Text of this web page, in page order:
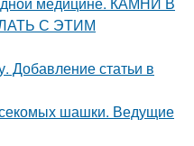
С ЭТИМ
Добавление статьи в
шашки. Ведущие